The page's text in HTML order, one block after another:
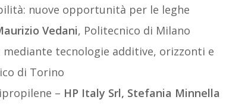
nuove opportunità per le leghe
Vedani, Politecnico di Milano
tecnologie additive, orizzonti e
di Torino
– HP Italy Srl, Stefania Minnella